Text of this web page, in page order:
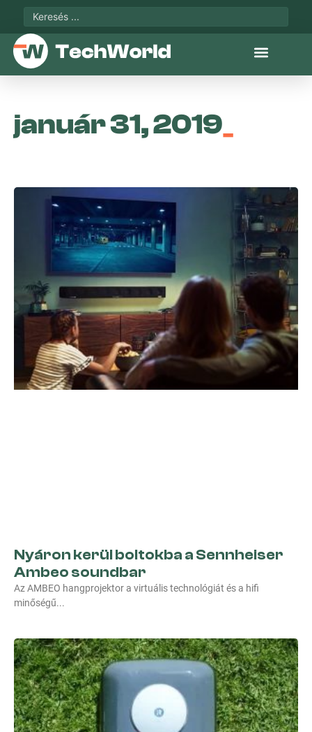
január 31, 2019
Nyáron kerül boltokba a Sennheiser
Ambeo soundbar
Az AMBEO hangprojektor a virtuális technológiát és a hifi
minőségű